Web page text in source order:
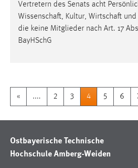
Vertretern des Senats acht
Wissenschaft, Kultur, Wirtschaft und
die keine Mitglieder nach Art. 17
BayHSchG
« .... 2 3 4 5 6
Ostbayerische Technische
Hochschule Amberg-Weiden